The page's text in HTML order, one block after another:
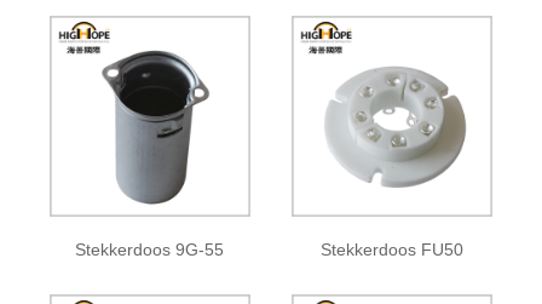
Stekkerdoos 9G-55 Stekkerdoos FU50